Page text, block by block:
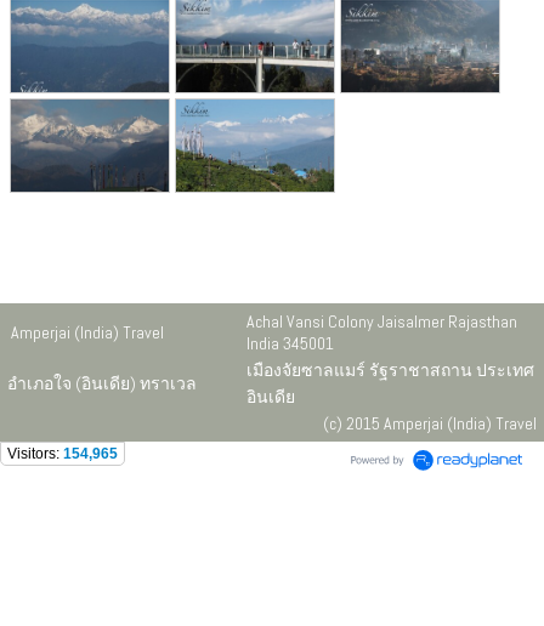
Amperjai (India) Travel
Achal Vansi Colony Jaisalmer Rajasthan
India 345001
อำเภอใจ (อินเดีย) ทราเวล
เมืองจัยซาลแมร์ รัฐราชาสถาน ประเทศ
อินเดีย
(c) 2015 Amperjai (India) Travel
Visitors: 154,965